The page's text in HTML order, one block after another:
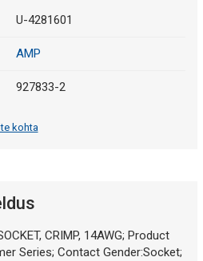
U-4281601
AMP
927833-2
kohta
CRIMP, 14AWG; Product
Series; Contact Gender:Socket;